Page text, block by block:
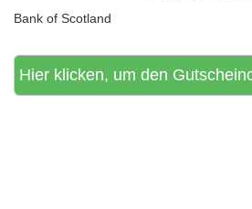
Bank of Scotland
Hier klicken, um den